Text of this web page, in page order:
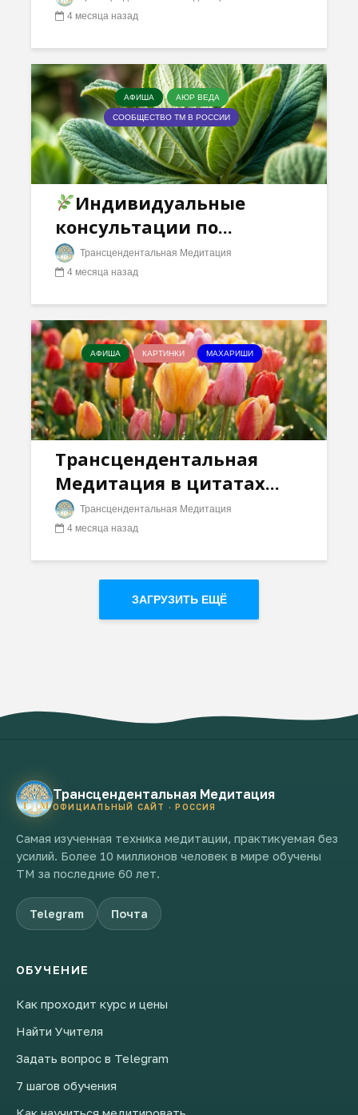
4 месяца назад
АФИША АЮР ВЕДА
СООБЩЕСТВО ТМ В РОССИИ
Индивидуальные
консультации по...
Трансцендентальная Медитация
4 месяца назад
АФИША КАРТИНКИ МАХАРИШИ
Трансцендентальная
Медитация в цитатах...
Трансцендентальная Медитация
4 месяца назад
ЗАГРУЗИТЬ ЕЩЁ
Трансцендентальная Медитация
ОФИЦИАЛЬНЫЙ САЙТ · РОССИЯ
Самая изученная техника медитации, практикуемая без
усилий. Более 10 миллионов человек в мире обучены
ТМ за последние 60 лет.
Telegram Почта
ОБУЧЕНИЕ
Как проходит курс и цены
Найти Учителя
Задать вопрос в Telegram
7 шагов обучения